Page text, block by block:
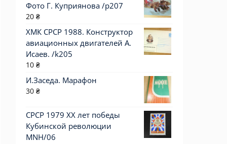
Фото Г. Куприянова /р207
20 ₴
ХМК СРСР 1988. Конструктор
авиационных двигателей А.
Исаев. /k205
10 ₴
И.Заседа. Марафон
30 ₴
СРСР 1979 XX лет победы
Кубинской революции
MNH/06